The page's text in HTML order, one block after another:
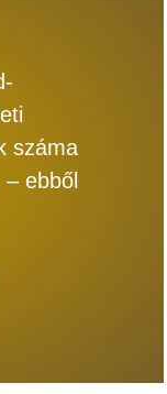
száma
ebből